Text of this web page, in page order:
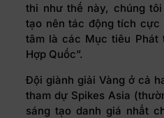
thi như thế này, chúng
tạo nên tác động tích cực
tâm là các Mục tiêu Phát
Hợp Quốc”.
Đội giành giải Vàng ở cả
tham dự Spikes Asia
sáng tạo danh giá nhất